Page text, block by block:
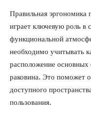
Правильная эргономика
играет ключевую роль в
функциональной
необходимо учитывать
расположение основных
раковина. Это поможет
доступного
пользования.